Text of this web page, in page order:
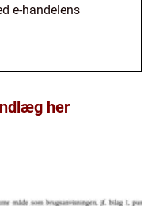
e-handelens
her